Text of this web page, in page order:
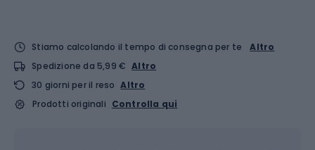
Stiamo calcolando il tempo di consegna per te
Altro
Spedizione da 5,99 € Altro
30 giorni per il reso Altro
Prodotti originali Controlla qui